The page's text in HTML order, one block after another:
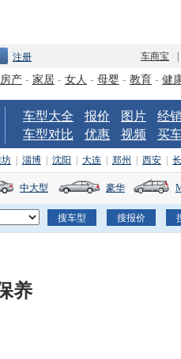
注册 车商宝
房产 - 家居 - 女人 - 母婴 - 教育 - 健
车型大全 报价 图片 经
车型对比
优惠 视频 买
淄博 沈阳 大连 郑州 西安
中大型 豪华
养